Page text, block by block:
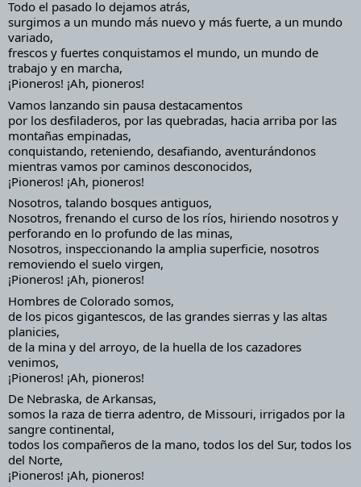
Todo el pasado lo dejamos atrás,
surgimos a un mundo más nuevo y más fuerte, a un mundo
variado,
frescos y fuertes conquistamos el mundo, un mundo de
trabajo y en marcha,
¡Pioneros! ¡Ah, pioneros!
Vamos lanzando sin pausa destacamentos
por los desfiladeros, por las quebradas, hacia arriba por las
montañas empinadas,
conquistando, reteniendo, desafiando, aventurándonos
mientras vamos por caminos desconocidos,
¡Pioneros! ¡Ah, pioneros!
Nosotros, talando bosques antiguos,
Nosotros, frenando el curso de los ríos, hiriendo nosotros y
perforando en lo profundo de las minas,
Nosotros, inspeccionando la amplia superficie, nosotros
removiendo el suelo virgen,
¡Pioneros! ¡Ah, pioneros!
Hombres de Colorado somos,
de los picos gigantescos, de las grandes sierras y las altas
planicies,
de la mina y del arroyo, de la huella de los cazadores
venimos,
¡Pioneros! ¡Ah, pioneros!
De Nebraska, de Arkansas,
somos la raza de tierra adentro, de Missouri, irrigados por la
sangre continental,
todos los compañeros de la mano, todos los del Sur, todos los
del Norte,
¡Pioneros! ¡Ah, pioneros!